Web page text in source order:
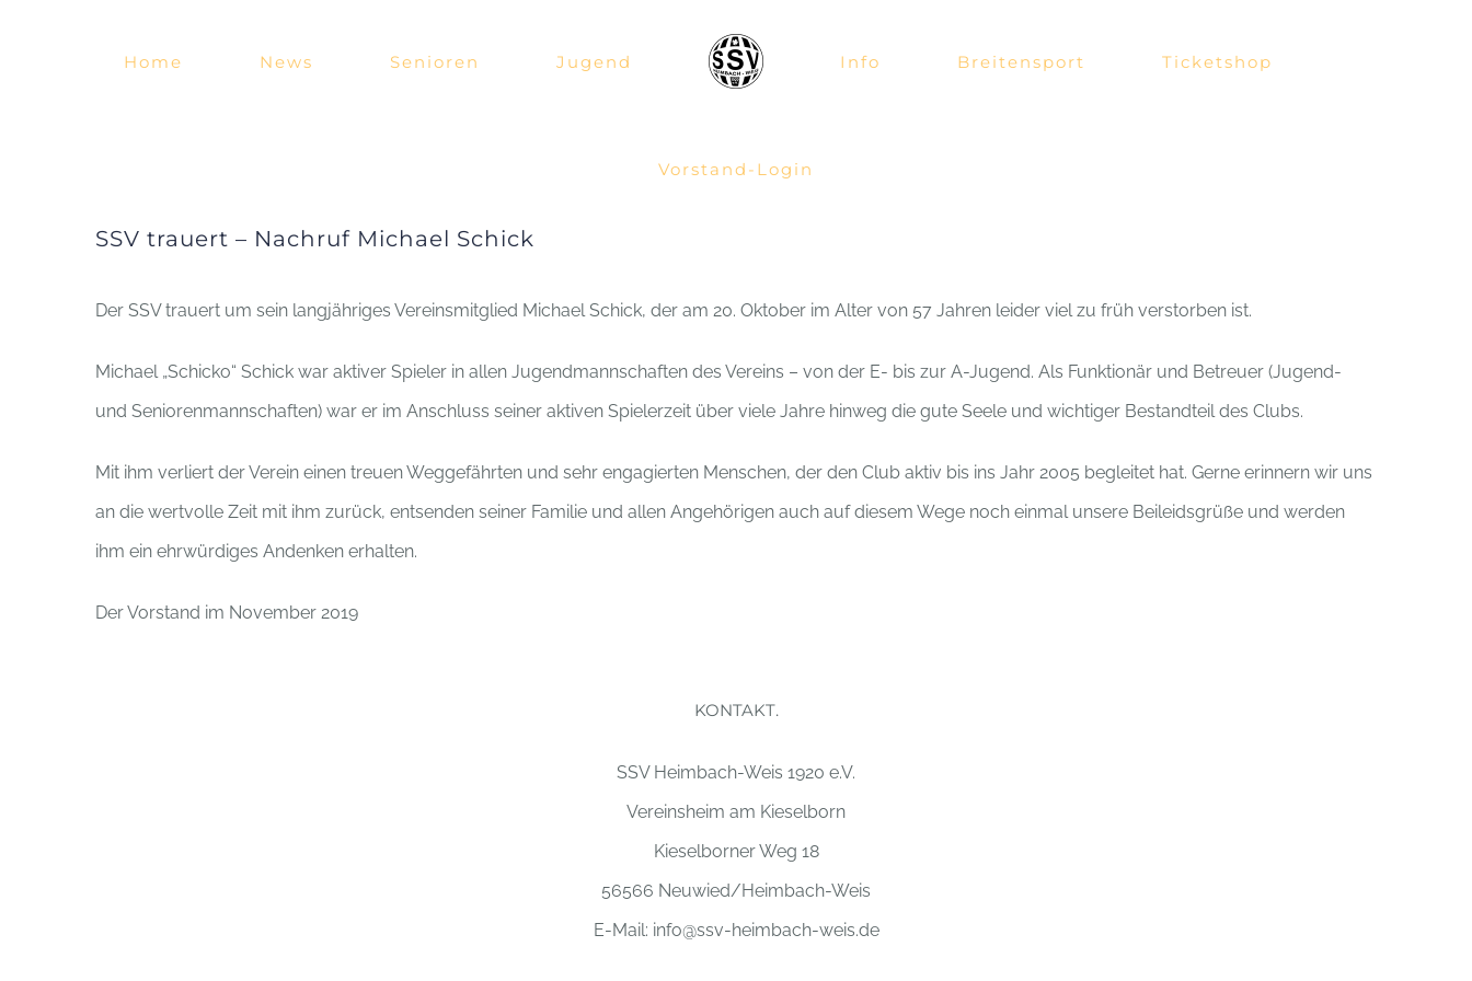
Home News Senioren Jugend Info Breitensport Ticketshop
Vorstand-Login
SSV trauert – Nachruf Michael Schick
Der SSV trauert um sein langjähriges Vereinsmitglied Michael Schick, der am 20. Oktober im Alter von 57 Jahren leider viel zu früh verstorben ist.
Michael „Schicko“ Schick war aktiver Spieler in allen Jugendmannschaften des Vereins – von der E- bis zur A-Jugend. Als Funktionär und Betreuer (Jugend-
und Seniorenmannschaften) war er im Anschluss seiner aktiven Spielerzeit über viele Jahre hinweg die gute Seele und wichtiger Bestandteil des Clubs.
Mit ihm verliert der Verein einen treuen Weggefährten und sehr engagierten Menschen, der den Club aktiv bis ins Jahr 2005 begleitet hat. Gerne erinnern wir uns
an die wertvolle Zeit mit ihm zurück, entsenden seiner Familie und allen Angehörigen auch auf diesem Wege noch einmal unsere Beileidsgrüße und werden
ihm ein ehrwürdiges Andenken erhalten.
Der Vorstand im November 2019
KONTAKT.
SSV Heimbach-Weis 1920 e.V.
Vereinsheim am Kieselborn
Kieselborner Weg 18
56566 Neuwied/Heimbach-Weis
E-Mail: info@ssv-heimbach-weis.de